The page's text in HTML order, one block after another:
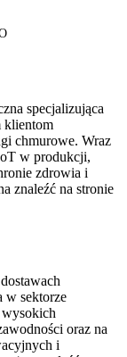
specjalizująca
klientom
chmurowe. Wraz
w produkcji,
zdrowia i
znaleźć na stronie
w sektorze
wysokich
oraz na
i